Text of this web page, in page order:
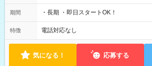
期間 ・長期 ・即日スタートOK！
特徴 電話対応なし
気になる！ 応募する